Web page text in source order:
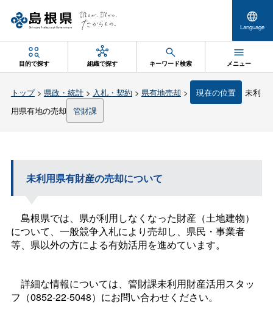
Language
目的で探す 組織で探す キーワード検索 メニュー
トップ> 県政・統計> 入札・契約 > 県有地売却 > 現在の位置
未利
用県有地の売却
管財課
未利用県有財産の売却について
島根県では、県が利用しなくなった財産（土地建物）
について、一般競争入札により売却し、県民・事業者
等、県以外の方による有効活用を進めています。
詳細な情報については、管財課未利用財産活用スタッ
フ（0852-22-5048）にお問い合わせください。